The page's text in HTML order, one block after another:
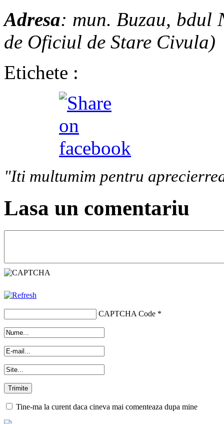
Adresa: mun. Buzau, bdul
de Oficiul de Stare Civula)
Etichete :
"Iti multumim pentru
Lasa un comentariu
CAPTCHA Code *
Tine-ma la curent daca cineva mai comenteaza dupa mine